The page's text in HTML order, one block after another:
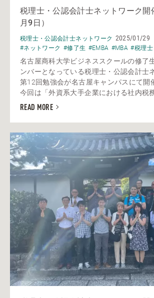
税理士・公認会計士ネットワーク開
月9日）
税理士・公認会計士ネットワーク 2025/01/29
#ネットワーク #修了生 #EMBA #MBA #税理士
名古屋商科大学ビジネススクールの修了
ンバーとなっている税理士・公認会計士
第12回勉強会が名古屋キャンパスにて開
今回は「外資系大手企業における社内税
READ MORE